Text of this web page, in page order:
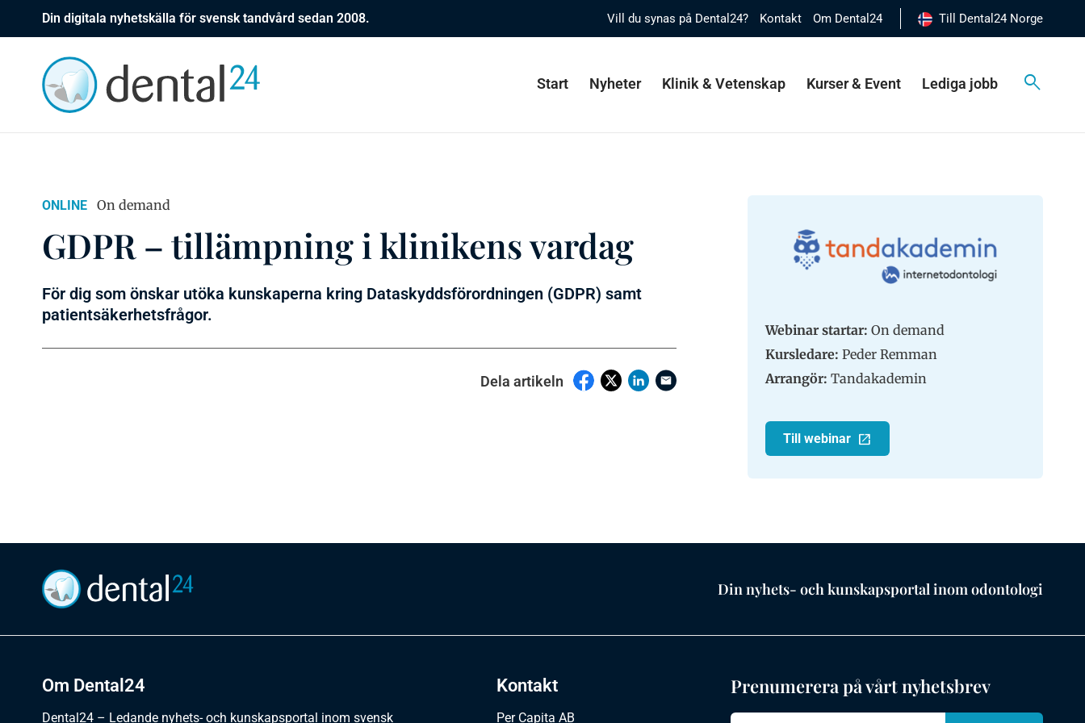
Din digitala nyhetskälla för svensk tandvård sedan 2008. Vill du synas på Dental24? Kontakt Om Dental24 Till Dental24 Norge
Start Nyheter Klinik & Vetenskap Kurser & Event Lediga jobb
ONLINE On demand
GDPR – tillämpning i klinikens vardag
För dig som önskar utöka kunskaperna kring Dataskyddsförordningen (GDPR) samt
patientsäkerhetsfrågor.
Dela artikeln
Webinar startar: On demand
Kursledare: Peder Remman
Arrangör: Tandakademin
Till webinar
Din nyhets- och kunskapsportal inom odontologi
Om Dental24
Dental24 – Ledande nyhets- och kunskapsportal inom svensk
Kontakt
Per Capita AB
Prenumerera på vårt nyhetsbrev